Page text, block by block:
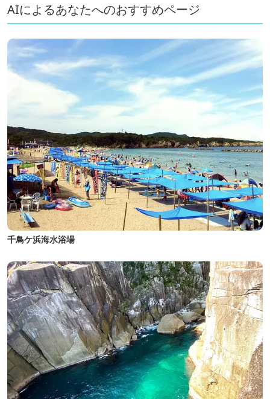
AIによるあなたへのおすすめページ
千鳥ケ浜海水浴場